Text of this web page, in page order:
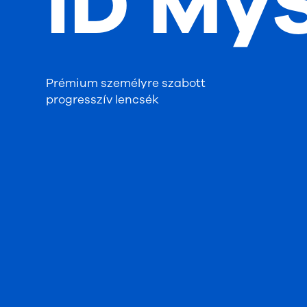
Prémium személyre szabott
progresszív lencsék